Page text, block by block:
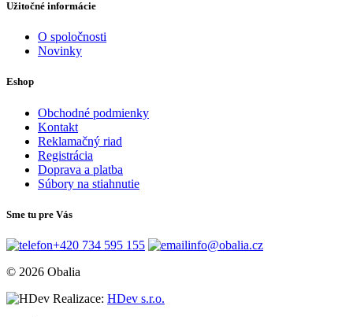
Užitočné informácie
O spoločnosti
Novinky
Eshop
Obchodné podmienky
Kontakt
Reklamačný riad
Registrácia
Doprava a platba
Súbory na stiahnutie
Sme tu pre Vás
+420 734 595 155
info@obalia.cz
© 2026 Obalia
Realizace: HDev s.r.o.